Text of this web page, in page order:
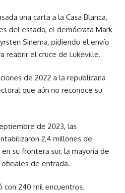
una carta a la Casa Blanca,
del estado, el demócrata Mark
Sinema, pidiendo el envío
reabrir el cruce de Lukeville.
de 2022 a la republicana
que aún no reconoce su
de 2023, las
2,4 millones de
su frontera sur, la mayoría de
de entrada.
240 mil encuentros.